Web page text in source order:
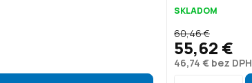
SKLADOM
46,74 € bez DPH
60,46 €
55,62 €